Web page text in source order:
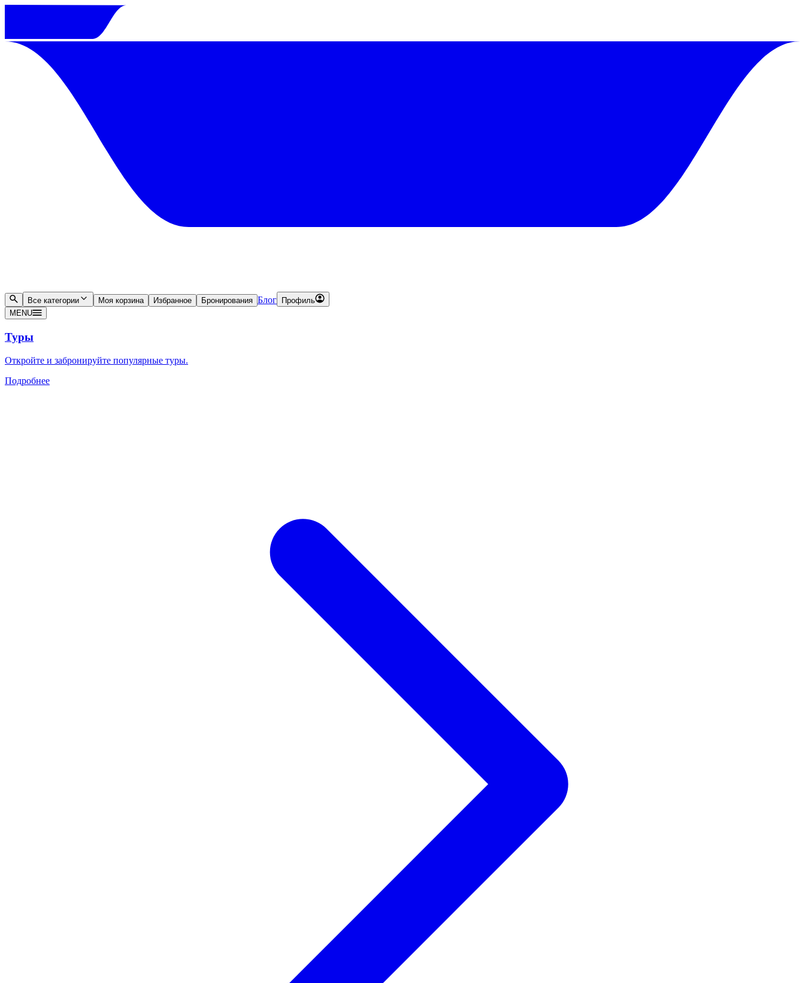
Все категории Моя корзина Избранное Бронирования Блог
Профиль
MENU
Туры
Откройте и забронируйте популярные туры.
Подробнее